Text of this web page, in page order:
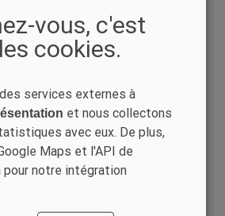
MACHINERY
3
vous, c'est
cookies.
services externes à
et nous collectons
avec eux. De plus,
Maps et l'API de
notre intégration